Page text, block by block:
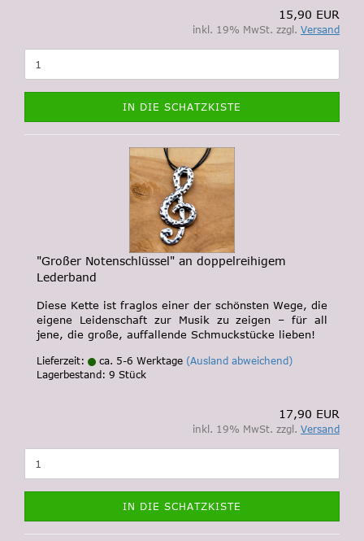
15,90 EUR
inkl. 19% MwSt. zzgl. Versand
IN DIE SCHATZKISTE
"Großer Notenschlüssel" an doppelreihigem
Lederband
Diese Kette ist fraglos einer der schönsten Wege, die
eigene Leidenschaft zur Musik zu zeigen – für all
jene, die große, auffallende Schmuckstücke lieben!
Lieferzeit: ca. 5-6 Werktage (Ausland abweichend)
Lagerbestand: 9 Stück
17,90 EUR
inkl. 19% MwSt. zzgl. Versand
IN DIE SCHATZKISTE